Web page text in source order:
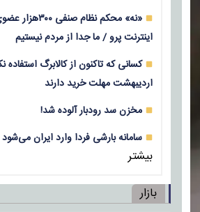
«نه» محکم نظام
اینترنت پرو / ما جدا از مردم نیستیم
اردیبهشت مهلت خرید دارند
مخزن سد رودبار آلوده شد!
سامانه بارشی فردا وارد ایران می‌شود
بیشتر
بازار